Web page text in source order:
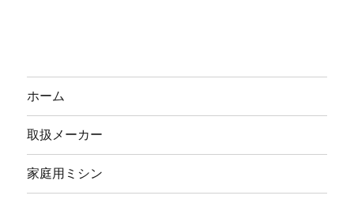
ホーム
取扱メーカー
家庭用ミシン